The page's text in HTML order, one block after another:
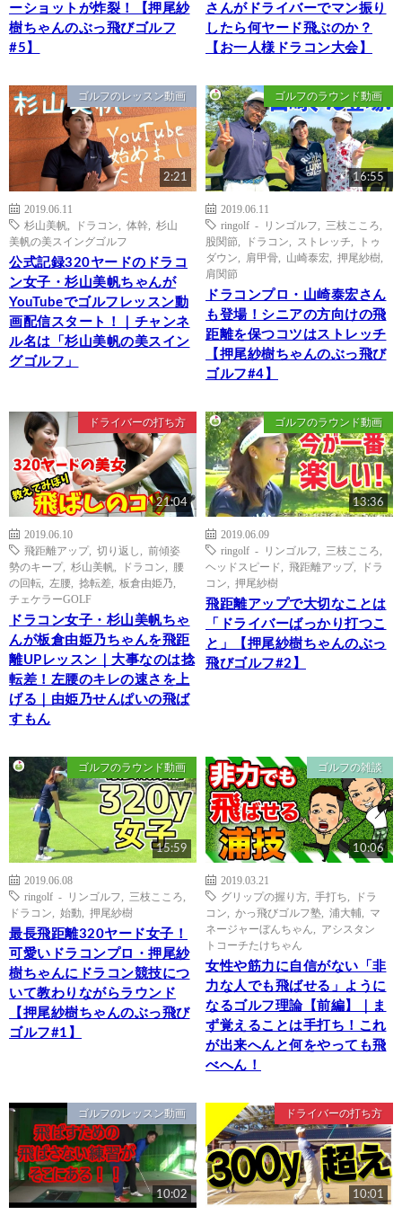
ーショットが炸裂！【押尾紗
樹ちゃんのぶっ飛びゴルフ
#5】
さんがドライバーでマン振り
したら何ヤード飛ぶのか？
【お一人様ドラコン大会】
ゴルフのレッスン動画
2:21
2019.06.11
杉山美帆
ドラコン 体幹
杉山
美帆の美スイングゴルフ
公式記録320ヤードのドラコ
ン女子・杉山美帆ちゃんが
YouTubeでゴルフレッスン動
画配信スタート！｜チャンネ
ル名は「杉山美帆の美スイン
グゴルフ」
ゴルフのラウンド動画
16:55
2019.06.11
ringolf - リンゴルフ
三枝こころ
股関節
ドラコン ストレッチ
トゥ
ダウン
肩甲骨 山崎泰宏 押尾紗樹
肩関節
ドラコンプロ・山崎泰宏さん
も登場！シニアの方向けの飛
距離を保つコツはストレッチ
【押尾紗樹ちゃんのぶっ飛び
ゴルフ#4】
ドライバーの打ち方
21:04
2019.06.10
飛距離アップ, 切り返し
前傾姿
勢のキープ, 杉山美帆 ドラコン
腰
の回転
左腰 捻転差 板倉由姫乃
チェケラーGOLF
ドラコン女子・杉山美帆ちゃ
んが板倉由姫乃ちゃんを飛距
離UPレッスン｜大事なのは捻
転差！左腰のキレの速さを上
げる｜由姫乃せんぱいの飛ば
すもん
ゴルフのラウンド動画
13:36
2019.06.09
ringolf - リンゴルフ
三枝こころ
ヘッドスピード
飛距離アップ,
ドラ
コン
押尾紗樹
飛距離アップで大切なことは
「ドライバーばっかり打つこ
と」【押尾紗樹ちゃんのぶっ
飛びゴルフ#2】
ゴルフのラウンド動画
15:59
2019.06.08
ringolf - リンゴルフ
三枝こころ
ドラコン
始動 押尾紗樹
最長飛距離320ヤード女子！
可愛いドラコンプロ・押尾紗
樹ちゃんにドラコン競技につ
いて教わりながらラウンド
【押尾紗樹ちゃんのぶっ飛び
ゴルフ#1】
ゴルフの雑談
10:06
2019.03.21
グリップの握り方
手打ち
ドラ
コン
かっ飛びゴルフ塾 浦大輔
マ
ネージャーぼんちゃん
アシスタン
トコーチたけちゃん
女性や筋力に自信がない「非
力な人でも飛ばせる」ように
なるゴルフ理論【前編】｜ま
ず覚えることは手打ち！これ
が出来へんと何をやっても飛
べへん！
ゴルフのレッスン動画
10:02
ドライバーの打ち方
10:01